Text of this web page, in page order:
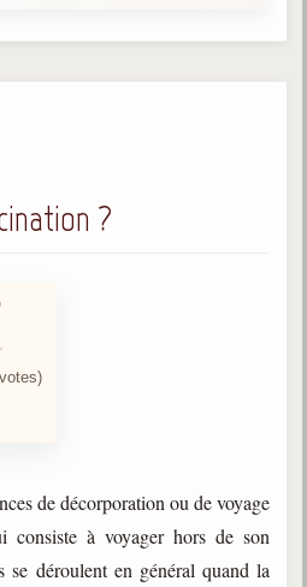
?
de décorporation ou de voyage
consiste à voyager hors de son
se déroulent en général quand la